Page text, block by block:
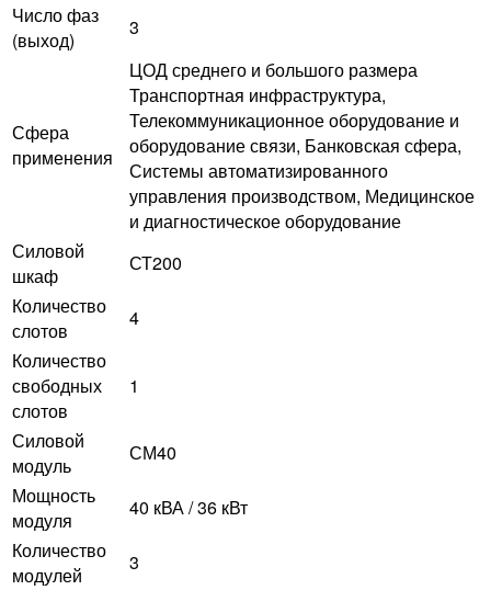
Число фаз
(выход)
3
Сфера
применения
ЦОД среднего и большого размера
Транспортная инфраструктура,
Телекоммуникационное оборудование и
оборудование связи, Банковская сфера,
Системы автоматизированного
управления производством, Медицинское
и диагностическое оборудование
Силовой
шкаф
СТ200
Количество
слотов
4
Количество
свободных
слотов
1
Силовой
модуль
СМ40
Мощность
модуля
40 кВА / 36 кВт
Количество
модулей
3